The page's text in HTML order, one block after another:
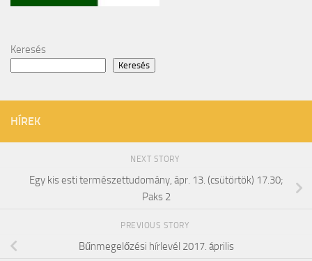
Keresés
Keresés
HÍREK
NEXT STORY
Egy kis esti természettudomány, ápr. 13. (csütörtök) 17.30;
Paks 2
PREVIOUS STORY
Bűnmegelőzési hírlevél 2017. április